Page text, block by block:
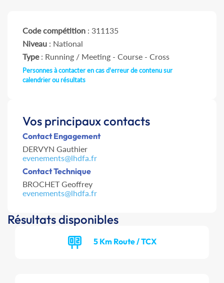
Code compétition : 311135
Niveau : National
Type: Running / Meeting - Course - Cross
Personnes à contacter en cas d'erreur de contenu sur
calendrier ou résultats
Vos principaux contacts
Contact Engagement
DERVYN Gauthier
evenements@lhdfa.fr
Contact Technique
BROCHET Geoffrey
evenements@lhdfa.fr
Résultats disponibles
5 Km Route / TCX